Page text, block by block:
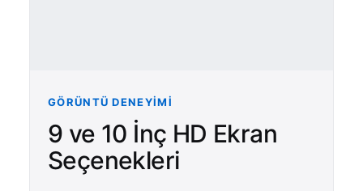
GÖRÜNTÜ DENEYIMI
9 ve 10 İnç HD Ekran
Seçenekleri